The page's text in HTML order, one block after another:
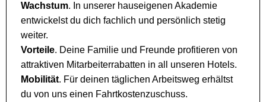
Wachstum. In unserer hauseigenen Akademie
entwickelst du dich fachlich und persönlich stetig
weiter.
Vorteile. Deine Familie und Freunde profitieren von
attraktiven Mitarbeiterrabatten in all unseren Hotels.
Mobilität. Für deinen täglichen Arbeitsweg erhältst
du von uns einen Fahrtkostenzuschuss.